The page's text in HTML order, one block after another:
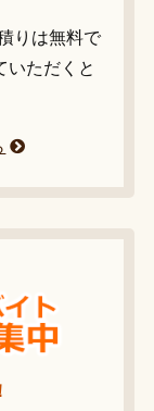
りは無料で
いただくと